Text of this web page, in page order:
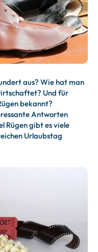
aus? Wie hat man
Und für
bekannt?
Antworten
Rügen gibt es viele
Urlaubstag